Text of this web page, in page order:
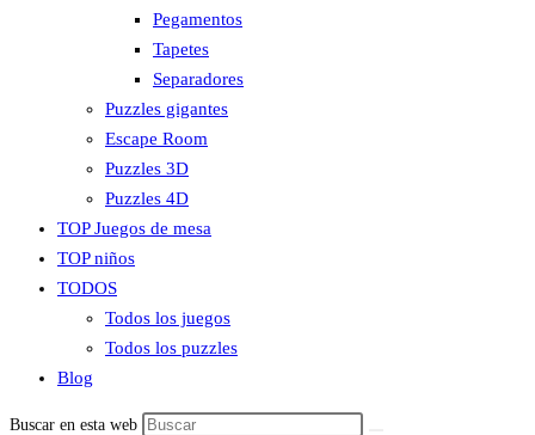
Pegamentos
Tapetes
Separadores
Puzzles gigantes
Escape Room
Puzzles 3D
Puzzles 4D
TOP Juegos de mesa
TOP niños
TODOS
Todos los juegos
Todos los puzzles
Blog
Buscar en esta web